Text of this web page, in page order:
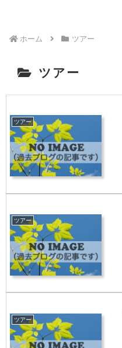
ホーム ツアー
ツアー
ツアー
ツアー
ツアー